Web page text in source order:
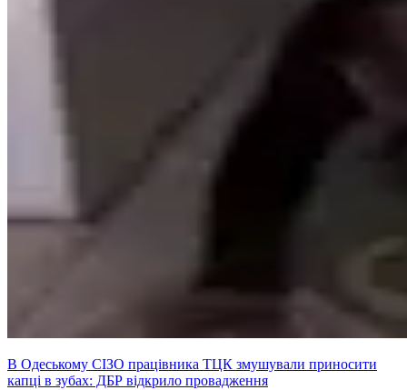
В Одеському СІЗО працівника ТЦК змушували приносити
капці в зубах: ДБР відкрило провадження